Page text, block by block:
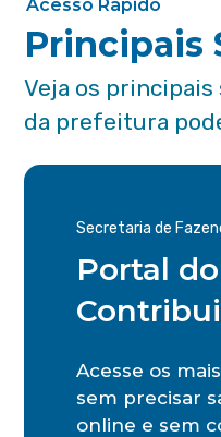
Acesso Rápido
Principais
Veja os
da prefeitura
Secretaria de
Portal do
Acesse os
sem precisar
online e sem